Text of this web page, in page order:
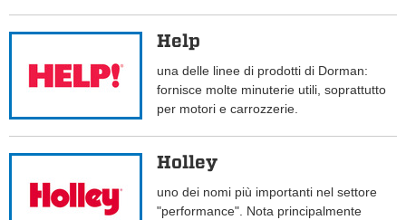
Help
una delle linee di prodotti di Dorman:
fornisce molte minuterie utili, soprattutto
per motori e carrozzerie.
Holley
uno dei nomi più importanti nel settore
"performance". Nota principalmente